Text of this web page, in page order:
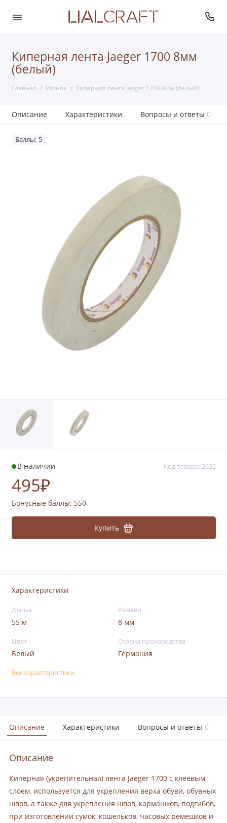
Киперная лента Jaeger 1700 8мм
(белый)
Главная Разное Киперная лента Jaeger 1700 8мм (белый)
Описание Характеристики Вопросы и ответы 0
Баллы: 5
В наличии Код товара: 2632
495₽
Бонусные баллы: 550
Купить
Характеристики
Длина
55 м
Размер
8 мм
Цвет
Белый
Страна производства
Германия
Все характеристики
Описание Характеристики Вопросы и ответы 0
Описание
Киперная (укрепительная) лента Jaeger 1700 с клеевым
слоем, используется для укрепления верха обуви, обувных
швов, а также для укрепления швов, кармашков, подгибов,
при изготовлении сумок, кошельков, часовых ремешков и